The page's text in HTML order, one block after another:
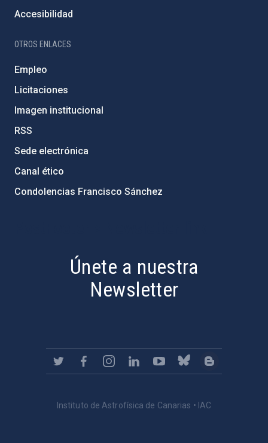
Accesibilidad
OTROS ENLACES
Empleo
Licitaciones
Imagen institucional
RSS
Sede electrónica
Canal ético
Condolencias Francisco Sánchez
Únete a nuestra
Newsletter
Instituto de Astrofísica de Canarias • IAC